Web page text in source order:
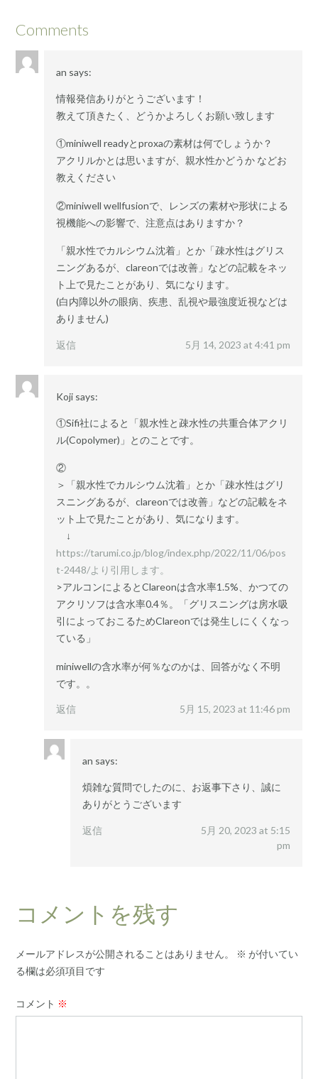
Comments
an says:
情報発信ありがとうございます！
教えて頂きたく、どうかよろしくお願い致します
①miniwell readyとproxaの素材は何でしょうか？
アクリルかとは思いますが、親水性かどうか などお
教えください
②miniwell wellfusionで、レンズの素材や形状による
視機能への影響で、注意点はありますか？
「親水性でカルシウム沈着」とか「疎水性はグリス
ニングあるが、clareonでは改善」などの記載をネッ
ト上で見たことがあり、気になります。
(白内障以外の眼病、疾患、乱視や最強度近視などは
ありません)
返信 5月 14, 2023 at 4:41 pm
Koji says:
①Sifi社によると「親水性と疎水性の共重合体アクリ
ル(Copolymer)」とのことです。
②
＞「親水性でカルシウム沈着」とか「疎水性はグリ
スニングあるが、clareonでは改善」などの記載をネ
ット上で見たことがあり、気になります。
↓
https://tarumi.co.jp/blog/index.php/2022/11/06/pos
t-2448/より引用します。
>アルコンによるとClareonは含水率1.5%、かつての
アクリソフは含水率0.4％。「グリスニングは房水吸
引によっておこるためClareonでは発生しにくくなっ
ている」
miniwellの含水率が何％なのかは、回答がなく不明
です。。
返信 5月 15, 2023 at 11:46 pm
an says:
煩雑な質問でしたのに、お返事下さり、誠に
ありがとうございます
返信
5月 20, 2023 at 5:15
pm
コメントを残す
メールアドレスが公開されることはありません。 ※ が付いてい
る欄は必須項目です
コメント ※